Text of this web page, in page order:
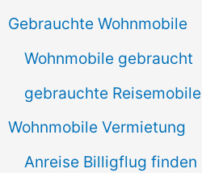
n
Gebrauchte Wohnmobile
Wohnmobile gebraucht
gebrauchte Reisemobile
Wohnmobile Vermietung
Anreise Billigflug finden